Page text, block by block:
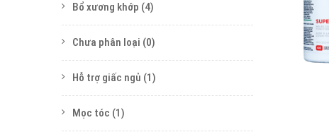
Bổ xương khớp (4)
Chưa phân loại (0)
Hỗ trợ giấc ngủ (1)
Mọc tóc (1)